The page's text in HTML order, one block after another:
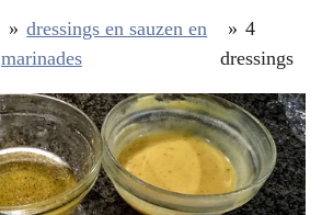
» dressings en sauzen en
marinades
» 4
dressings